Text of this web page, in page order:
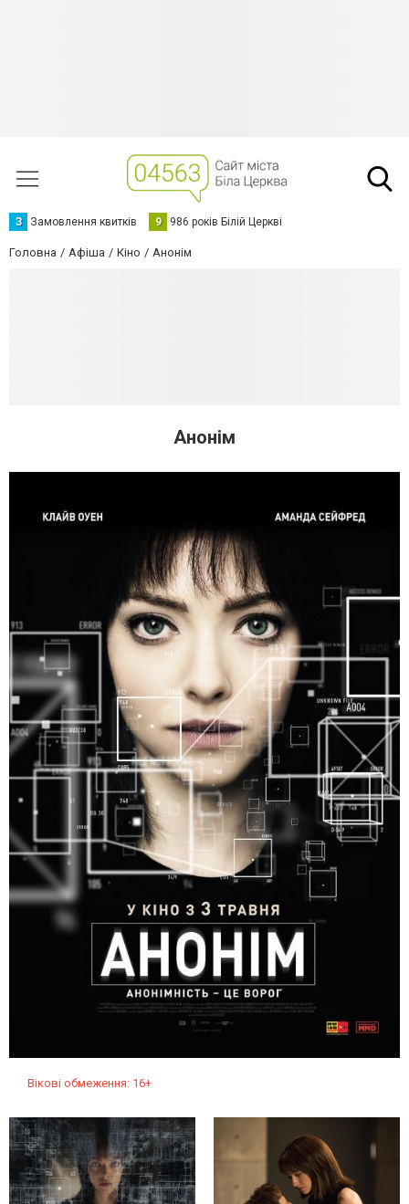
З Замовлення квитків 9 986 років Білій Церкві
Головна Афіша Кіно Анонім
Анонім
Вікові обмеження: 16+